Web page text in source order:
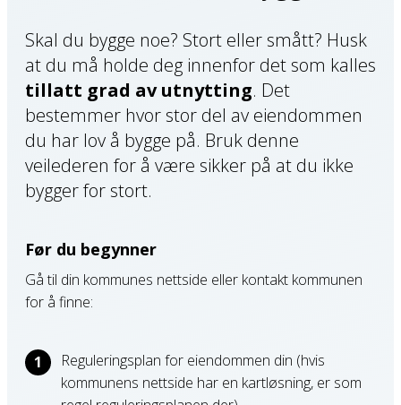
Skal du bygge noe? Stort eller smått? Husk
at du må holde deg innenfor det som kalles
tillatt grad av utnytting. Det
bestemmer hvor stor del av eiendommen
du har lov å bygge på. Bruk denne
veilederen for å være sikker på at du ikke
bygger for stort.
Før du begynner
Gå til din kommunes nettside eller kontakt kommunen
for å finne:
Reguleringsplan for eiendommen din (hvis
kommunens nettside har en kartløsning, er som